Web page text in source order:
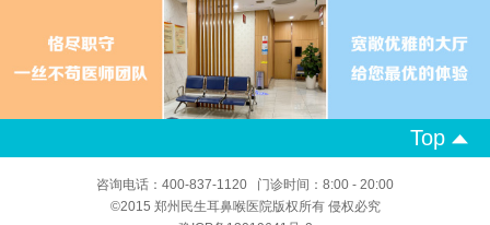
Top
咨询电话：400-837-1120 门诊时间：8:00 - 20:00
©2015 郑州民生耳鼻喉医院版权所有 侵权必究